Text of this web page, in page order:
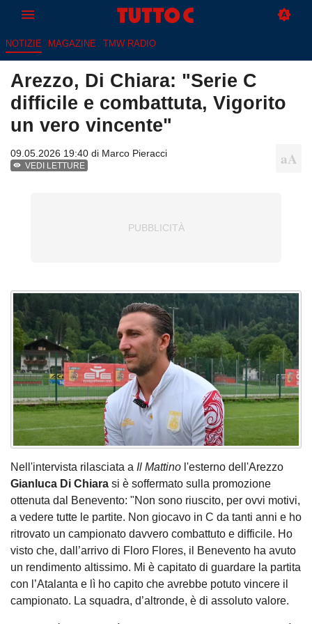
NOTIZIE MAGAZINE TMW RADIO
Arezzo, Di Chiara: "Serie C
difficile e combattuta, Vigorito
un vero vincente"
09.05.2026 19:40 di Marco Pieracci
VEDI LETTURE
Nell'intervista rilasciata a Il Mattino l'esterno dell'Arezzo
Gianluca Di Chiara si è soffermato sulla promozione
ottenuta dal Benevento: "Non sono riuscito, per ovvi motivi,
a vedere tutte le partite. Non giocavo in C da tanti anni e ho
ritrovato un campionato davvero combattuto e difficile. Ho
visto che, dall’arrivo di Floro Flores, il Benevento ha avuto
un rendimento altissimo. Mi è capitato di guardare la partita
con l’Atalanta e lì ho capito che avrebbe potuto vincere il
campionato. La squadra, d’altronde, è di assoluto valore.